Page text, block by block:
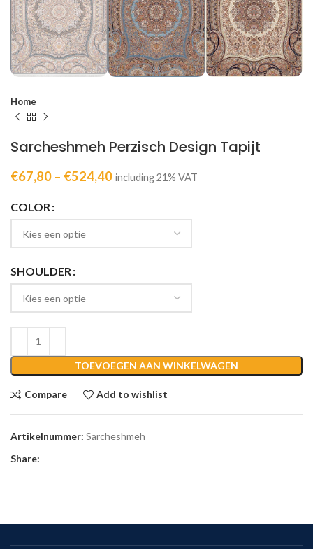
Home
Sarcheshmeh Perzisch Design Tapijt
€67,80 – €524,40 including 21% VAT
COLOR
SHOULDER
TOEVOEGEN AAN WINKELWAGEN
Compare Add to wishlist
Artikelnummer: Sarcheshmeh
Share: